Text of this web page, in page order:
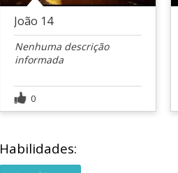
João 14
Nenhuma descrição
informada
0
Habilidades: